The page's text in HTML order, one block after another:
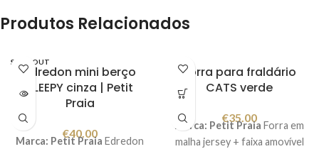
Produtos Relacionados
SOLD OUT
Edredon mini berço
SLEEPY cinza | Petit
Praia
€40.00
Marca: Petit Praia Edredon
Forra para fraldário
CATS verde
€35.00
Marca: Petit Praia Forra em
malha jersey + faixa amovível